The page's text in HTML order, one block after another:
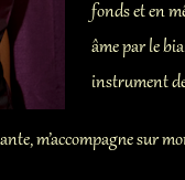
fonds et en
âme par le
instrument
m’accompagne sur